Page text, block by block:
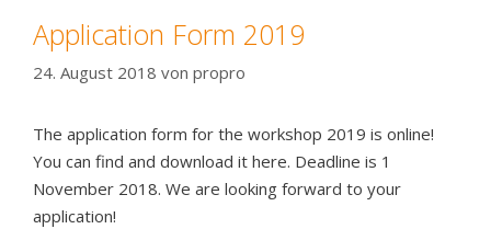
Application Form 2019
24. August 2018 von propro
The application form for the workshop 2019 is online!
You can find and download it here. Deadline is 1
November 2018. We are looking forward to your
application!